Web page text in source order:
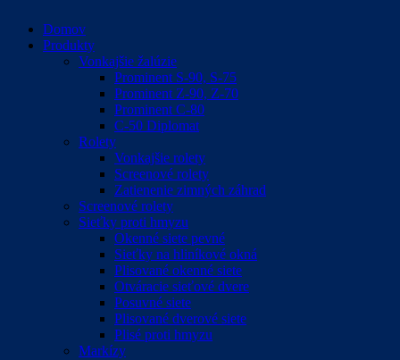
Domov
Produkty
Vonkajšie žalúzie
Prominent S-90, S-75
Prominent Z-90, Z-70
Prominent C-80
C-50 Diplomat
Rolety
Vonkajšie rolety
Screenové rolety
Zatienenie zimných záhrad
Screenové rolety
Sieťky proti hmyzu
Okenné siete pevné
Sieťky na hliníkové okná
Plisované okenné siete
Otváracie sieťové dvere
Posuvné siete
Plisované dverové siete
Plisé proti hmyzu
Markízy